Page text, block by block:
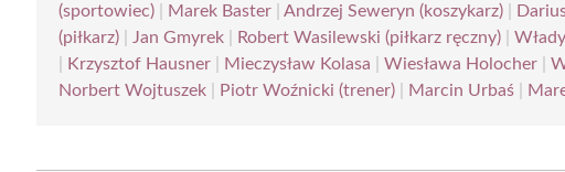
(sportowiec)
Marek Baster |Andrzej Seweryn (koszykarz)
(piłkarz)
Jan Gmyrek Robert Wasilewski (piłkarz ręczny) |
Krzysztof Hausner Mieczysław Kolasa |Wiesława Holocher |
Norbert Wojtuszek
Piotr Woźnicki (trener) Marcin Urbaś